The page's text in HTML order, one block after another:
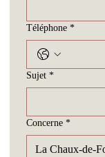
Téléphone *
Sujet *
Concerne *